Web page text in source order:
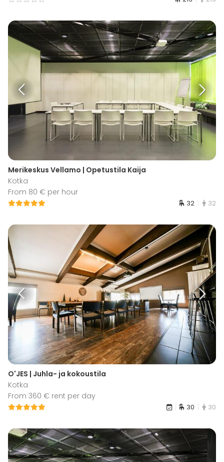
Merikeskus Vellamo | Opetustila Kaija
Kotka
From 80 € per hour
32 32
O'JES | Juhla- ja kokoustila
Kotka
From 360 € rent per day
30 30